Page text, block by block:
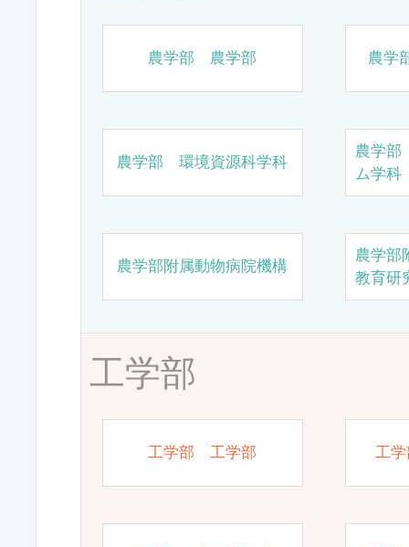
農学部 農学部 農学
農学部 環境資源科学科
農学
ム学科
農学部附属動物病院機構
農学部
教育研
工学部
工学部 工学部 工